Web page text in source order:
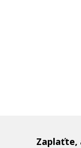
Zaplaťte,